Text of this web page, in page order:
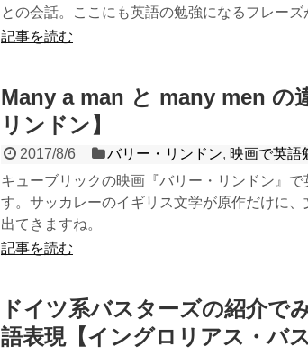
との会話。ここにも英語の勉強になるフレーズ
記事を読む
Many a man と many men の
リンドン】
2017/8/6 バリー・リンドン, 映画で英語
キューブリックの映画『バリー・リンドン』で
す。サッカレーのイギリス文学が原作だけに
出てきますね。
記事を読む
ドイツ系バスターズの紹介で
語表現【イングロリアス・バス